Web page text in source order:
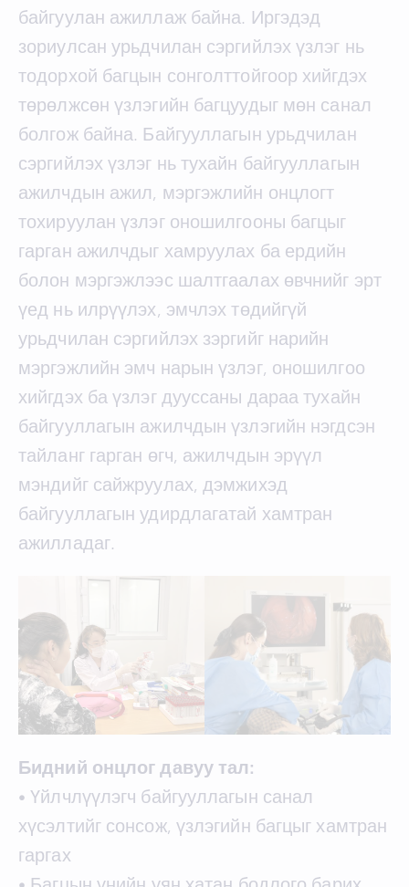
байгуулан ажиллаж байна. Иргэдэд
зориулсан урьдчилан сэргийлэх үзлэг нь
тодорхой багцын сонголттойгоор хийгдэх
төрөлжсөн үзлэгийн багцуудыг мөн санал
болгож байна. Байгууллагын урьдчилан
сэргийлэх үзлэг нь тухайн байгууллагын
ажилчдын ажил, мэргэжлийн онцлогт
тохируулан үзлэг оношилгооны багцыг
гарган ажилчдыг хамруулах ба ердийн
болон мэргэжлээс шалтгаалах өвчнийг эрт
үед нь илрүүлэх, эмчлэх төдийгүй
урьдчилан сэргийлэх зэргийг нарийн
мэргэжлийн эмч нарын үзлэг, оношилгоо
хийгдэх ба үзлэг дууссаны дараа тухайн
байгууллагын ажилчдын үзлэгийн нэгдсэн
тайланг гарган өгч, ажилчдын эрүүл
мэндийг сайжруулах, дэмжихэд
байгууллагын удирдлагатай хамтран
ажилладаг.
Бидний онцлог давуу тал:
• Үйлчлүүлэгч байгууллагын санал
хүсэлтийг сонсож, үзлэгийн багцыг хамтран
гаргах